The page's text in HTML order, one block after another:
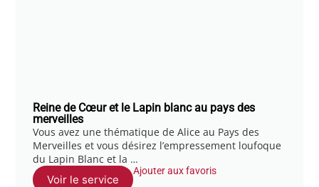
Reine de Cœur et le Lapin blanc au pays des
merveilles
Vous avez une thématique de Alice au Pays des
Merveilles et vous désirez l’empressement loufoque
du Lapin Blanc et la …
Voir le service
Ajouter aux favoris